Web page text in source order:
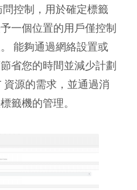
控制，用於確定標籤
一個位置的用戶僅控制
能夠通過網絡設置或
省您的時間並減少計劃
源的需求，並通過消
籤機的管理。